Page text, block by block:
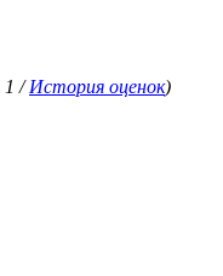
1 /История оценок)